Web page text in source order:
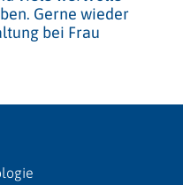
Gerne wieder
bei Frau